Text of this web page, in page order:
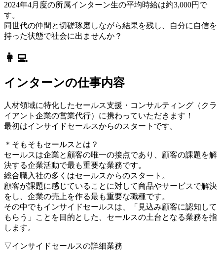
2024年4月度の所属インターン生の平均時給は約3,000円で
す。
同世代の仲間と切磋琢磨しながら結果を残し、自分に自信を
持った状態で社会に出ませんか？
👩‍💻
インターンの仕事内容
人材領域に特化したセールス支援・コンサルティング（クラ
イアント企業の営業代行）に携わっていただきます！
最初はインサイドセールスからのスタートです。
＊そもそもセールスとは？
セールスは企業と顧客の唯一の接点であり、顧客の課題を解
決する企業活動で最も重要な業務です。
総合職入社の多くはセールスからのスタート。
顧客が課題に感じていることに対して商品やサービスで解決
をし、企業の売上を作る最も重要な職種です。
その中でもインサイドセールスは、「見込み顧客に認知して
もらう」ことを目的とした、セールスの土台となる業務を指
します。
▽インサイドセールスの詳細業務